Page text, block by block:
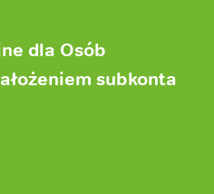
dla Osób
subkonta